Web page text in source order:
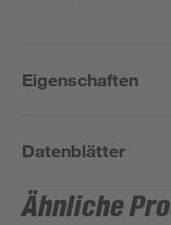
Eigenschaften
Datenblätter
Ähnliche